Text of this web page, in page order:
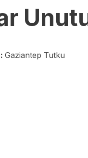
Gaziantep Tutku